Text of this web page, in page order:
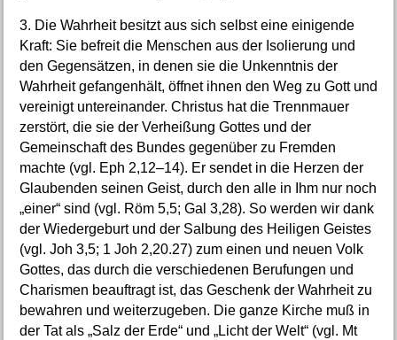
3. Die Wahrheit besitzt aus sich selbst eine einigende
Kraft: Sie befreit die Menschen aus der Isolierung und
den Gegensätzen, in denen sie die Unkenntnis der
Wahrheit gefangenhält, öffnet ihnen den Weg zu Gott und
vereinigt untereinander. Christus hat die Trennmauer
zerstört, die sie der Verheißung Gottes und der
Gemeinschaft des Bundes gegenüber zu Fremden
machte (vgl. Eph 2,12–14). Er sendet in die Herzen der
Glaubenden seinen Geist, durch den alle in Ihm nur noch
„einer“ sind (vgl. Röm 5,5; Gal 3,28). So werden wir dank
der Wiedergeburt und der Salbung des Heiligen Geistes
(vgl. Joh 3,5; 1 Joh 2,20.27) zum einen und neuen Volk
Gottes, das durch die verschiedenen Berufungen und
Charismen beauftragt ist, das Geschenk der Wahrheit zu
bewahren und weiterzugeben. Die ganze Kirche muß in
der Tat als „Salz der Erde“ und „Licht der Welt“ (vgl. Mt